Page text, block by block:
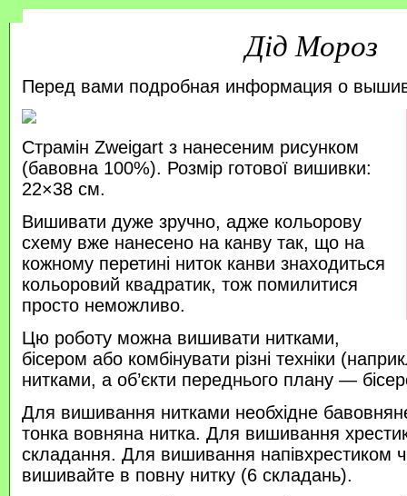
Дід Мороз
Перед вами подробная информация о
Страмін Zweigart з нанесеним рисунком
(бавовна 100%). Розмір готової вишивки:
22×38 см.
Вишивати дуже зручно, адже кольорову
схему вже нанесено на канву так, що на
кожному перетині ниток канви знаходиться
кольоровий квадратик, тож помилитися
просто неможливо.
Цю роботу можна вишивати нитками,
бісером або комбінувати різні техніки
нитками, а об’єкти переднього плану —
Для вишивання нитками необхідне
тонка вовняна нитка. Для вишивання
складання. Для вишивання напівхрестиком
вишивайте в повну нитку (6 складань).